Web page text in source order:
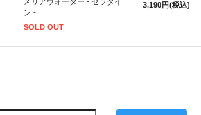
ン -
SOLD OUT
3,190円(税込)